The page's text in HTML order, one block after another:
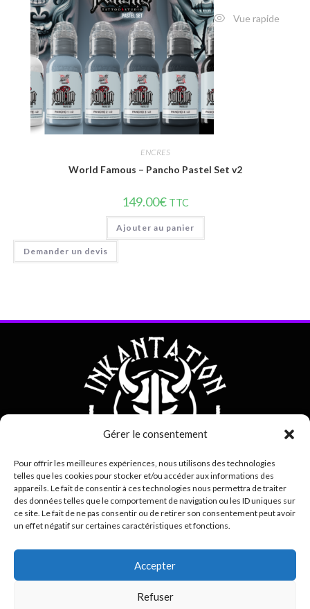
Gérer le consentement
Pour offrir les meilleures expériences, nous utilisons des technologies
telles que les cookies pour stocker et/ou accéder aux informations des
appareils. Le fait de consentir à ces technologies nous permettra de traiter
des données telles que le comportement de navigation ou les ID uniques sur
ce site. Le fait de ne pas consentir ou de retirer son consentement peut avoir
un effet négatif sur certaines caractéristiques et fonctions.
Accepter
Refuser
Vue rapide
ENCRES
World Famous – Pancho Pastel Set v2
149.00€ TTC
Ajouter au panier
Demander un devis
0692 42 38 80
contact@inkantation.re
Suivez-nous sur